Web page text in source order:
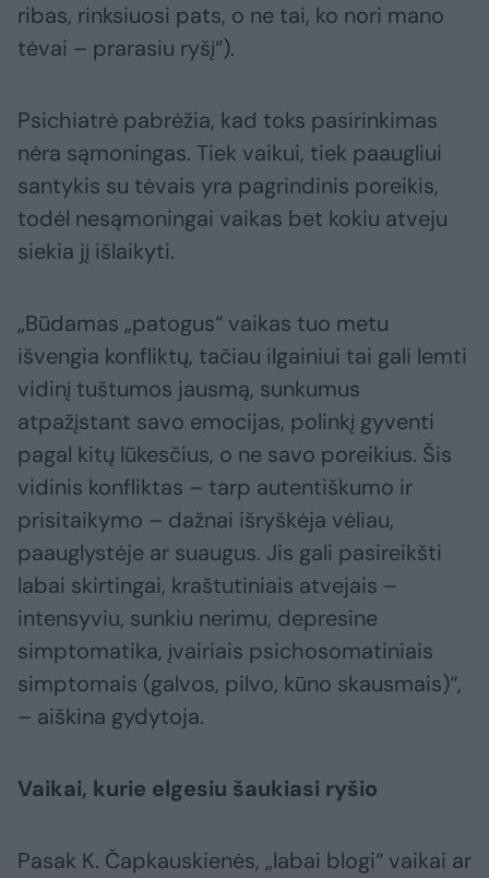
ribas, rinksiuosi pats, o ne tai, ko nori mano
tėvai – prarasiu ryšį“).
Psichiatrė pabrėžia, kad toks pasirinkimas
nėra sąmoningas. Tiek vaikui, tiek paaugliui
santykis su tėvais yra pagrindinis poreikis,
todėl nesąmoningai vaikas bet kokiu atveju
siekia jį išlaikyti.
„Būdamas „patogus“ vaikas tuo metu
išvengia konfliktų, tačiau ilgainiui tai gali lemti
vidinį tuštumos jausmą, sunkumus
atpažįstant savo emocijas, polinkį gyventi
pagal kitų lūkesčius, o ne savo poreikius. Šis
vidinis konfliktas – tarp autentiškumo ir
prisitaikymo – dažnai išryškėja vėliau,
paauglystėje ar suaugus. Jis gali pasireikšti
labai skirtingai, kraštutiniais atvejais –
intensyviu, sunkiu nerimu, depresine
simptomatika, įvairiais psichosomatiniais
simptomais (galvos, pilvo, kūno skausmais)“,
– aiškina gydytoja.
Vaikai, kurie elgesiu šaukiasi ryšio
Pasak K. Čapkauskienės, „labai blogi“ vaikai ar